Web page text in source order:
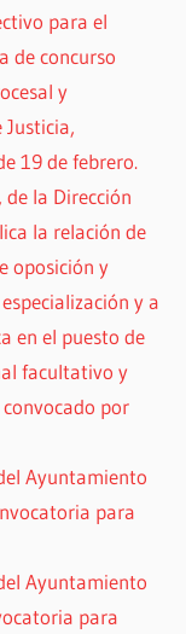
para el
de concurso
y
19 de febrero.
la Dirección
la relación de
oposición y
y a
en el puesto de
facultativo y
por
Ayuntamiento
para
Ayuntamiento
para